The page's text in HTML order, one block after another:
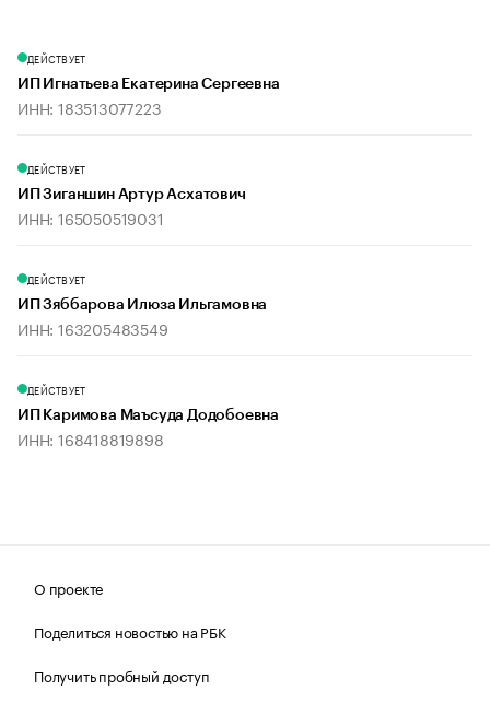
ДЕЙСТВУЕТ
ИП Игнатьева Екатерина Сергеевна
ИНН: 183513077223
ДЕЙСТВУЕТ
ИП Зиганшин Артур Асхатович
ИНН: 165050519031
ДЕЙСТВУЕТ
ИП Зяббарова Илюза Ильгамовна
ИНН: 163205483549
ДЕЙСТВУЕТ
ИП Каримова Маъсуда Додобоевна
ИНН: 168418819898
О проекте
Поделиться новостью на РБК
Получить пробный доступ